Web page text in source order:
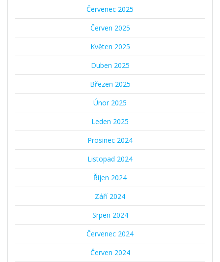
Červenec 2025
Červen 2025
Květen 2025
Duben 2025
Březen 2025
Únor 2025
Leden 2025
Prosinec 2024
Listopad 2024
Říjen 2024
Září 2024
Srpen 2024
Červenec 2024
Červen 2024